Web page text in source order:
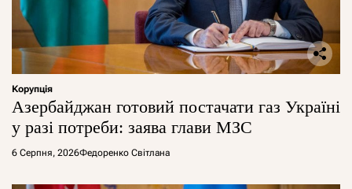
Корупція
Азербайджан готовий постачати газ Україні
у разі потреби: заява глави МЗС
6 Серпня, 2026Федоренко Світлана